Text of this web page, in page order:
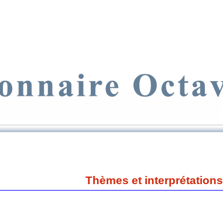
Thèmes et interprétations